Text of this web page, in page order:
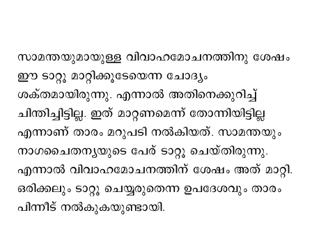
സാമന്തയുമായുള്ള വിവാഹമോചനത്തിനു ശേഷം
ഈ ടാറ്റൂ മാറ്റിക്കൂടേയെന്ന ചോദ്യം
ശക്തമായിരുന്നു. എന്നാല്‍ അതിനെക്കുറിച്ച്
ചിന്തിച്ചിട്ടില്ല. ഇത് മാറ്റണമെന്ന് തോന്നിയിട്ടില്ല
എന്നാണ് താരം മറുപടി നല്‍കിയത്. സാമന്തയും
നാഗചൈതന്യയുടെ പേര് ടാറ്റൂ ചെയ്തിരുന്നു.
എന്നാല്‍ വിവാഹമോചനത്തിന് ശേഷം അത് മാറ്റി.
ഒരിക്കലും ടാറ്റൂ ചെയ്യരുതെന്ന ഉപദേശവും താരം
പിന്നീട് നല്‍കുകയുണ്ടായി.